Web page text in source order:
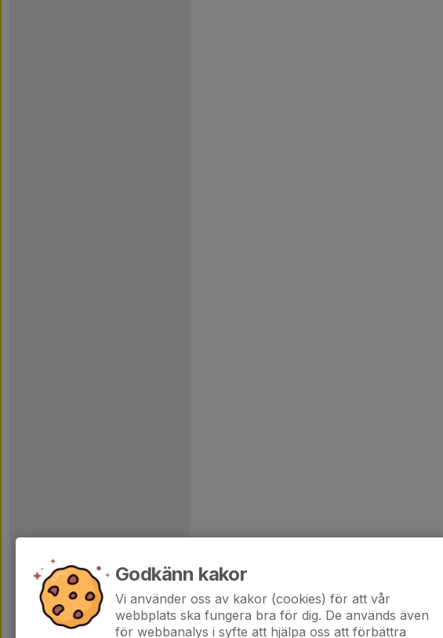
Godkänn kakor
Vi använder oss av kakor (cookies) för att vår
webbplats ska fungera bra för dig. De används även
för webbanalys i syfte att hjälpa oss att förbättra